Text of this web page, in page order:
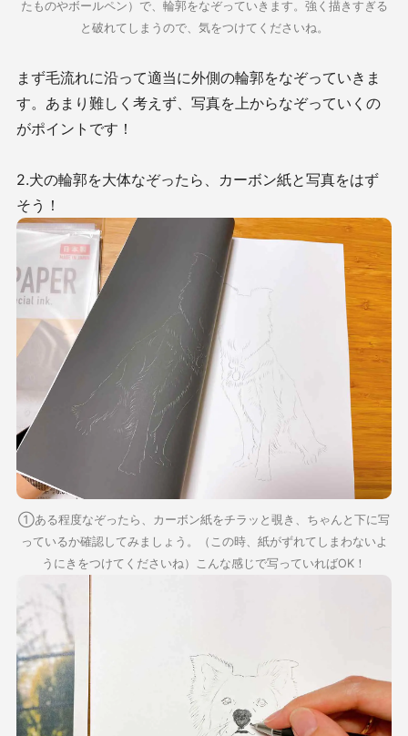
たものやボールペン）で、輪郭をなぞっていきます。強く描きすぎる
と破れてしまうので、気をつけてくださいね。
まず毛流れに沿って適当に外側の輪郭をなぞっていきま
す。あまり難しく考えず、写真を上からなぞっていくの
がポイントです！
2.犬の輪郭を大体なぞったら、カーボン紙と写真をはず
そう！
①ある程度なぞったら、カーボン紙をチラッと覗き、ちゃんと下に写
っているか確認してみましょう。（この時、紙がずれてしまわないよ
うにきをつけてくださいね）こんな感じで写っていればOK！